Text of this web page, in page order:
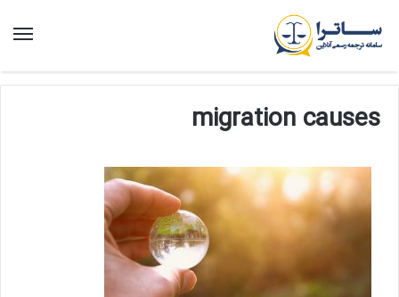
منو
migration causes